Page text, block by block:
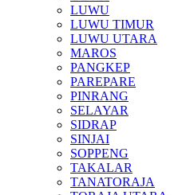
LUWU
LUWU TIMUR
LUWU UTARA
MAROS
PANGKEP
PAREPARE
PINRANG
SELAYAR
SIDRAP
SINJAI
SOPPENG
TAKALAR
TANATORAJA